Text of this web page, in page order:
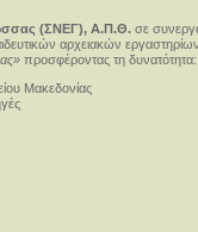
(ΣΝΕΓ), Α.Π.Θ. σε
αρχειακών
προσφέροντας τη δυνατότητα:
Μακεδονίας